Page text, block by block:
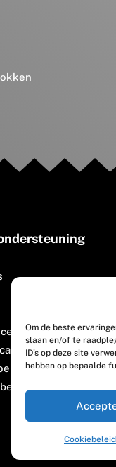
Om de beste
slaan en/of te
ID's op deze site
hebben op bepaalde
Cookiebeleid